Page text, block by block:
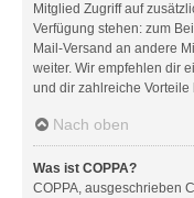
Mitglied Zugriff auf
Verfügung stehen: zum
Mail-Versand an andere
weiter. Wir empfehlen dir
und dir zahlreiche Vorteile
Nach oben
Was ist COPPA?
COPPA, ausgeschrieben